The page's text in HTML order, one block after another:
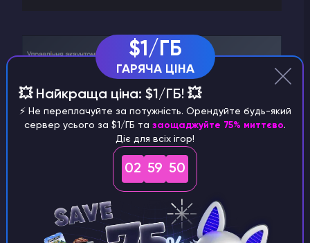
$1/ГБ
ГАРЯЧА ЦІНА
💥 Найкраща ціна: $1/ГБ! 💥
⚡️ Не переплачуйте за потужність. Орендуйте будь-який
сервер усього за $1/ГБ та заощаджуйте 75% миттєво.
Діє для всіх ігор!
02 59 50